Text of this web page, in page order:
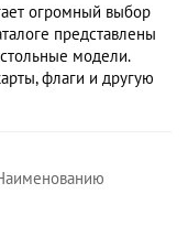
огромный выбор
представлены
модели.
флаги и другую